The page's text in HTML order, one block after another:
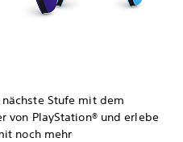
Stufe mit dem
von PlayStation® und erlebe
noch mehr